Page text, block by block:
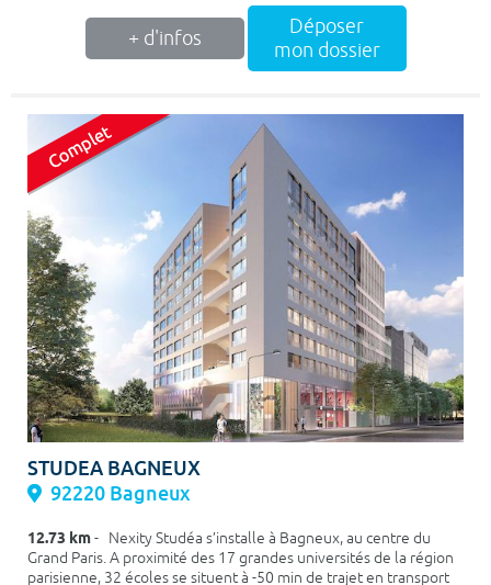
+ d'infos
Déposer
mon dossier
STUDEA BAGNEUX
92220 Bagneux
12.73 km- Nexity Studéa s’installe à Bagneux, au centre du
Grand Paris. A proximité des 17 grandes universités de la région
parisienne, 32 écoles se situent à -50 min de trajet en transport